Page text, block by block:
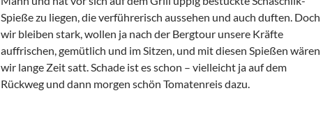
Spieße zu liegen, die verführerisch aussehen und auch duften. Doch
wir bleiben stark, wollen ja nach der Bergtour unsere Kräfte
auffrischen, gemütlich und im Sitzen, und mit diesen Spießen wären
wir lange Zeit satt. Schade ist es schon – vielleicht ja auf dem
Rückweg und dann morgen schön Tomatenreis dazu.